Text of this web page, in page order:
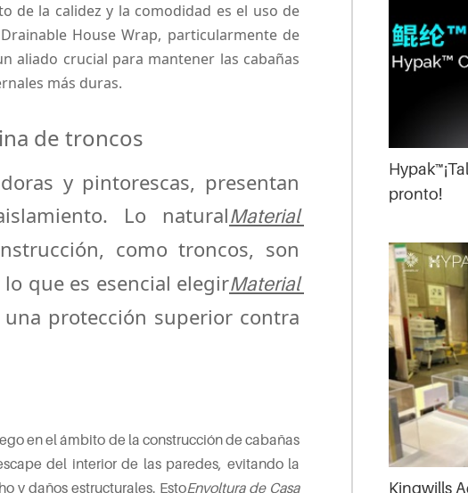
de la calidez y la comodidad es el uso de
House Wrap, particularmente de
aliado crucial para mantener las cabañas
más duras.
de troncos
y pintorescas, presentan
Lo naturalMaterial
como troncos, son
que es esencial elegirMaterial
protección superior contra
en el ámbito de la construcción de cabañas
del interior de las paredes, evitando la
y daños estructurales. EstoEnvoltura de Casa
pronto!
Kingwills